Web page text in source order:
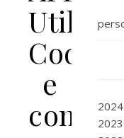
Code
e
2024
2023